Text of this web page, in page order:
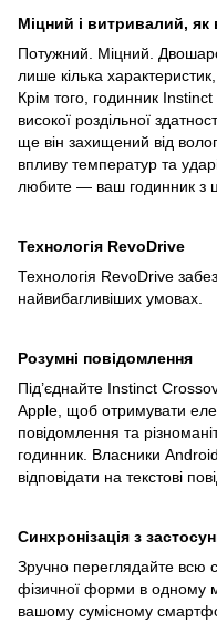
Міцний і витривалий, як
Потужний. Міцний.
лише кілька
Крім того, годинник
високої роздільної
ще він захищений від
впливу температур та
любите — ваш годинник з
Технологія RevoDrive
Технологія RevoDrive
найвибагливіших умовах.
Розумні повідомлення
Під’єднайте Instinct
Apple, щоб отримувати
повідомлення та
годинник. Власники
відповідати на текстові
Синхронізація з
Зручно переглядайте всю
фізичної форми в одному
вашому сумісному